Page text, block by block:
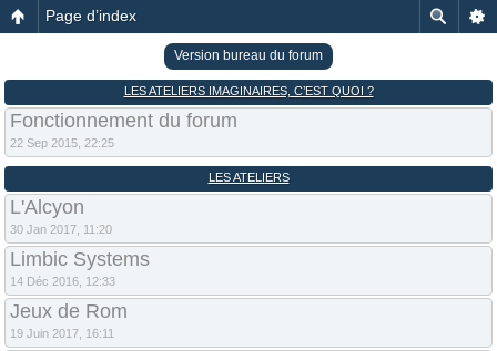
Page d’index
Version bureau du forum
LES ATELIERS IMAGINAIRES, C’EST QUOI ?
Fonctionnement du forum
22 Sep 2015, 22:25
LES ATELIERS
L'Alcyon
30 Jan 2017, 11:20
Limbic Systems
14 Déc 2016, 12:33
Jeux de Rom
19 Juin 2017, 16:11